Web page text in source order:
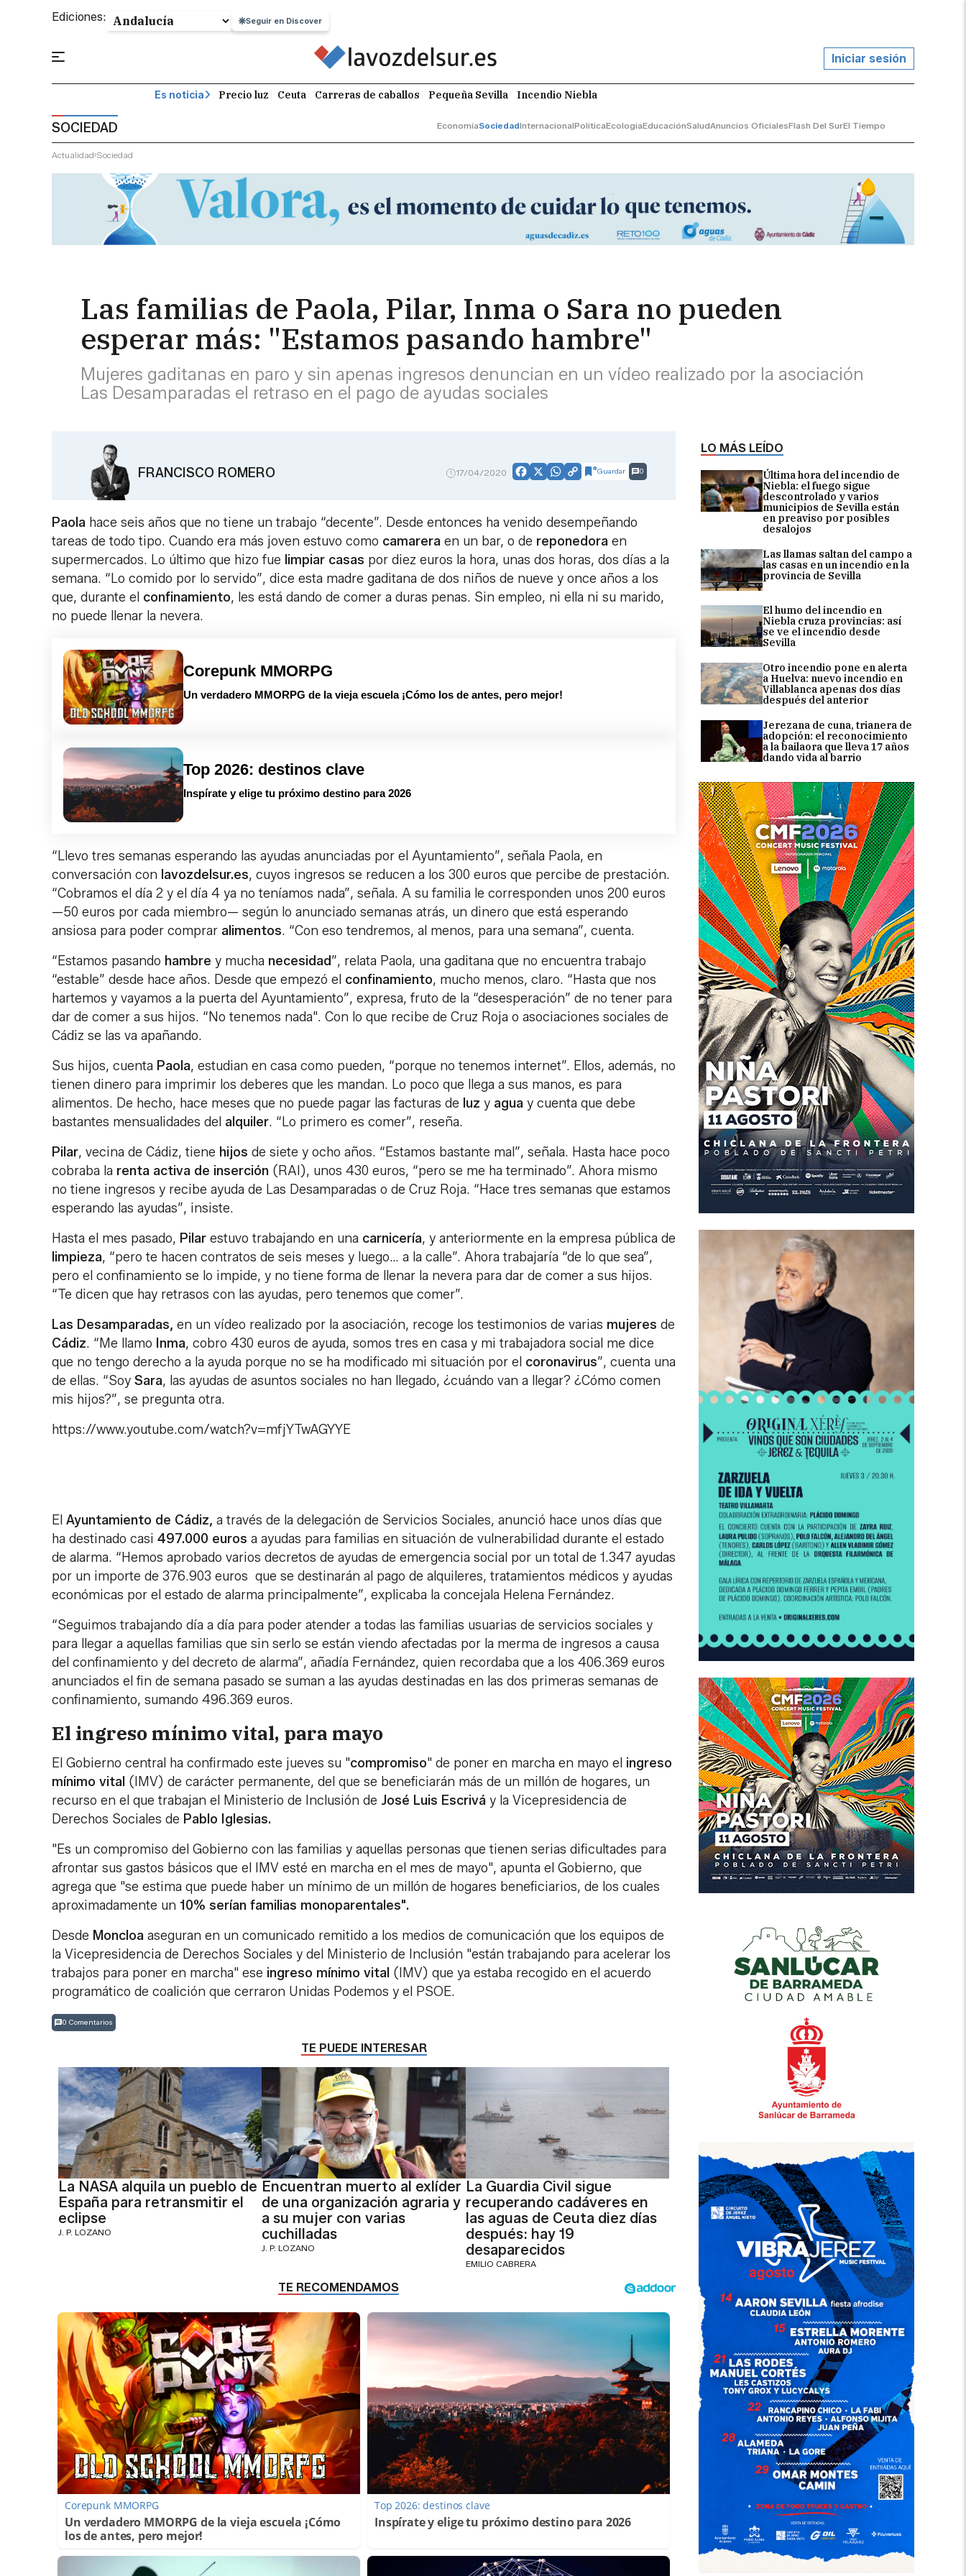
Ediciones: Seguir en Discover
Iniciar sesión
Es noticia Precio luz Ceuta Carreras de caballos Pequeña Sevilla Incendio Niebla
SOCIEDAD EconomíaSociedadInternacionalPolíticaEcologíaEducaciónSaludAnuncios OficialesFlash Del SurEl Tiempo
Actualidad Sociedad
Las familias de Paola, Pilar, Inma o Sara no pueden
esperar más: "Estamos pasando hambre"
Mujeres gaditanas en paro y sin apenas ingresos denuncian en un vídeo realizado por la asociación
Las Desamparadas el retraso en el pago de ayudas sociales
LO MÁS LEÍDO
Última hora del incendio de
Niebla: el fuego sigue
descontrolado y varios
municipios de Sevilla están
en preaviso por posibles
desalojos
Las llamas saltan del campo a
las casas en un incendio en la
provincia de Sevilla
El humo del incendio en
Niebla cruza provincias: así
se ve el incendio desde
Sevilla
Otro incendio pone en alerta
a Huelva: nuevo incendio en
Villablanca apenas dos días
después del anterior
Jerezana de cuna, trianera de
adopción: el reconocimiento
a la bailaora que lleva 17 años
dando vida al barrio
FRANCISCO ROMERO 17/04/2020 Facebook
X WhatsApp
CopyGuardar 0
Paola hace seis años que no tiene un trabajo “decente”. Desde entonces ha venido desempeñando
tareas de todo tipo. Cuando era más joven estuvo como camarera en un bar, o de reponedora en
supermercados. Lo último que hizo fue limpiar casas por diez euros la hora, unas dos horas, dos días a la
semana. “Lo comido por lo servido”, dice esta madre gaditana de dos niños de nueve y once años a los
que, durante el confinamiento, les está dando de comer a duras penas. Sin empleo, ni ella ni su marido,
no puede llenar la nevera.
Corepunk MMORPG
Un verdadero MMORPG de la vieja escuela ¡Cómo los de antes, pero mejor!
Top 2026: destinos clave
Inspírate y elige tu próximo destino para 2026
“Llevo tres semanas esperando las ayudas anunciadas por el Ayuntamiento”, señala Paola, en
conversación con lavozdelsur.es, cuyos ingresos se reducen a los 300 euros que percibe de prestación.
“Cobramos el día 2 y el día 4 ya no teníamos nada”, señala. A su familia le corresponden unos 200 euros
—50 euros por cada miembro— según lo anunciado semanas atrás, un dinero que está esperando
ansiosa para poder comprar alimentos. “Con eso tendremos, al menos, para una semana”, cuenta.
“Estamos pasando hambre y mucha necesidad”, relata Paola, una gaditana que no encuentra trabajo
“estable” desde hace años. Desde que empezó el confinamiento, mucho menos, claro. “Hasta que nos
hartemos y vayamos a la puerta del Ayuntamiento”, expresa, fruto de la “desesperación” de no tener para
dar de comer a sus hijos. “No tenemos nada". Con lo que recibe de Cruz Roja o asociaciones sociales de
Cádiz se las va apañando.
Sus hijos, cuenta Paola, estudian en casa como pueden, “porque no tenemos internet”. Ellos, además, no
tienen dinero para imprimir los deberes que les mandan. Lo poco que llega a sus manos, es para
alimentos. De hecho, hace meses que no puede pagar las facturas de luz y agua y cuenta que debe
bastantes mensualidades del alquiler. “Lo primero es comer”, reseña.
Pilar, vecina de Cádiz, tiene hijos de siete y ocho años. “Estamos bastante mal”, señala. Hasta hace poco
cobraba la renta activa de inserción (RAI), unos 430 euros, “pero se me ha terminado”. Ahora mismo
no tiene ingresos y recibe ayuda de Las Desamparadas o de Cruz Roja. “Hace tres semanas que estamos
esperando las ayudas”, insiste.
Hasta el mes pasado, Pilar estuvo trabajando en una carnicería, y anteriormente en la empresa pública de
limpieza, “pero te hacen contratos de seis meses y luego… a la calle”. Ahora trabajaría “de lo que sea”,
pero el confinamiento se lo impide, y no tiene forma de llenar la nevera para dar de comer a sus hijos.
“Te dicen que hay retrasos con las ayudas, pero tenemos que comer”.
Las Desamparadas, en un vídeo realizado por la asociación, recoge los testimonios de varias mujeres de
Cádiz. “Me llamo Inma, cobro 430 euros de ayuda, somos tres en casa y mi trabajadora social me dice
que no tengo derecho a la ayuda porque no se ha modificado mi situación por el coronavirus”, cuenta una
de ellas. “Soy Sara, las ayudas de asuntos sociales no han llegado, ¿cuándo van a llegar? ¿Cómo comen
mis hijos?”, se pregunta otra.
https://www.youtube.com/watch?v=mfjYTwAGYYE
El Ayuntamiento de Cádiz, a través de la delegación de Servicios Sociales, anunció hace unos días que
ha destinado casi 497.000 euros a ayudas para familias en situación de vulnerabilidad durante el estado
de alarma. “Hemos aprobado varios decretos de ayudas de emergencia social por un total de 1.347 ayudas
por un importe de 376.903 euros que se destinarán al pago de alquileres, tratamientos médicos y ayudas
económicas por el estado de alarma principalmente”, explicaba la concejala Helena Fernández.
“Seguimos trabajando día a día para poder atender a todas las familias usuarias de servicios sociales y
para llegar a aquellas familias que sin serlo se están viendo afectadas por la merma de ingresos a causa
del confinamiento y del decreto de alarma”, añadía Fernández, quien recordaba que a los 406.369 euros
anunciados el fin de semana pasado se suman a las ayudas destinadas en las dos primeras semanas de
confinamiento, sumando 496.369 euros.
El ingreso mínimo vital, para mayo
El Gobierno central ha confirmado este jueves su "compromiso" de poner en marcha en mayo el ingreso
mínimo vital (IMV) de carácter permanente, del que se beneficiarán más de un millón de hogares, un
recurso en el que trabajan el Ministerio de Inclusión de José Luis Escrivá y la Vicepresidencia de
Derechos Sociales de Pablo Iglesias.
"Es un compromiso del Gobierno con las familias y aquellas personas que tienen serias dificultades para
afrontar sus gastos básicos que el IMV esté en marcha en el mes de mayo", apunta el Gobierno, que
agrega que "se estima que puede haber un mínimo de un millón de hogares beneficiarios, de los cuales
aproximadamente un 10% serían familias monoparentales".
Desde Moncloa aseguran en un comunicado remitido a los medios de comunicación que los equipos de
la Vicepresidencia de Derechos Sociales y del Ministerio de Inclusión "están trabajando para acelerar los
trabajos para poner en marcha" ese ingreso mínimo vital (IMV) que ya estaba recogido en el acuerdo
programático de coalición que cerraron Unidas Podemos y el PSOE.
0 Comentarios
TE PUEDE INTERESAR
La NASA alquila un pueblo de
España para retransmitir el
eclipse
J. P. LOZANO
Encuentran muerto al exlíder
de una organización agraria y
a su mujer con varias
cuchilladas
J. P. LOZANO
La Guardia Civil sigue
recuperando cadáveres en
las aguas de Ceuta diez días
después: hay 19
desaparecidos
EMILIO CABRERA
Corepunk MMORPG
Un verdadero MMORPG de la vieja escuela ¡Cómo
los de antes, pero mejor!
Top 2026: destinos clave
Inspírate y elige tu próximo destino para 2026